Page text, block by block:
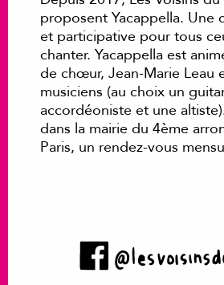
proposent Yacappella. Une
et participative pour tous
chanter. Yacappella est
de chœur, Jean-Marie Leau
musiciens (au choix un
accordéoniste et une
dans la mairie du 4ème
Paris, un rendez-vous